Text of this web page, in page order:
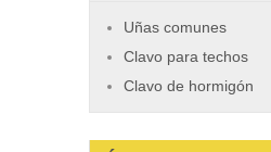
Uñas comunes
Clavo para techos
Clavo de hormigón
Malla de alambre soldado